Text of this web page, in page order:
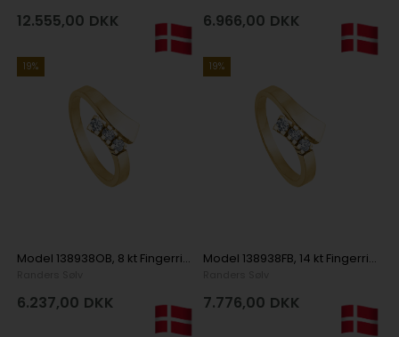
12.555,00 DKK 6.966,00 DKK
19%
Model 138938OB, 8 kt Fingerring i Guld
6.237,00 DKK
19%
Model 138938FB, 14 kt Fingerring i Guld
7.776,00 DKK